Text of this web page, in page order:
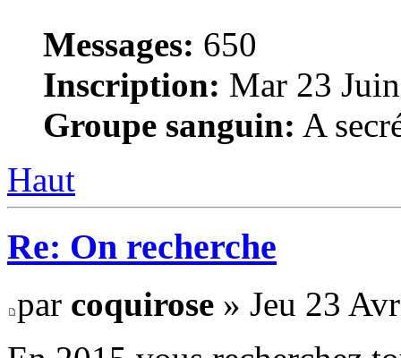
Messages: 650
Inscription: Mar 23
Groupe sanguin: A
Haut
Re: On recherche
par coquirose » Jeu 23